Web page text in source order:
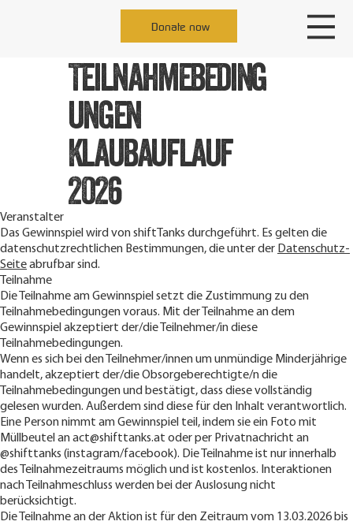
Donate now
Teilnahmebeding
ungen
Klaubauflauf
2026
Veranstalter
Das Gewinnspiel wird von shiftTanks durchgeführt. Es gelten die
datenschutzrechtlichen Bestimmungen, die unter der Datenschutz-
Seiteabrufbar sind.
Teilnahme
Die Teilnahme am Gewinnspiel setzt die Zustimmung zu den
Teilnahmebedingungen voraus. Mit der Teilnahme an dem
Gewinnspiel akzeptiert der/die Teilnehmer/in diese
Teilnahmebedingungen.
Wenn es sich bei den Teilnehmer/innen um unmündige Minderjährige
handelt, akzeptiert der/die Obsorgeberechtigte/n die
Teilnahmebedingungen und bestätigt, dass diese vollständig
gelesen wurden. Außerdem sind diese für den Inhalt verantwortlich.
Eine Person nimmt am Gewinnspiel teil, indem sie ein Foto mit
Müllbeutel an act@shifttanks.at oder per Privatnachricht an
@shifttanks (instagram/facebook). Die Teilnahme ist nur innerhalb
des Teilnahmezeitraums möglich und ist kostenlos. Interaktionen
nach Teilnahmeschluss werden bei der Auslosung nicht
berücksichtigt.
Die Teilnahme an der Aktion ist für den Zeitraum vom 13.03.2026 bis